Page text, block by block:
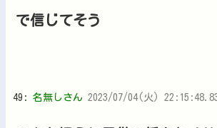
で信じてそう
49: 名無しさん 2023/07/04(火)